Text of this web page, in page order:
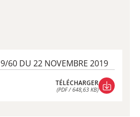
60 DU 22 NOVEMBRE 2019
TÉLÉCHARGER
(PDF / 648,63 KB)